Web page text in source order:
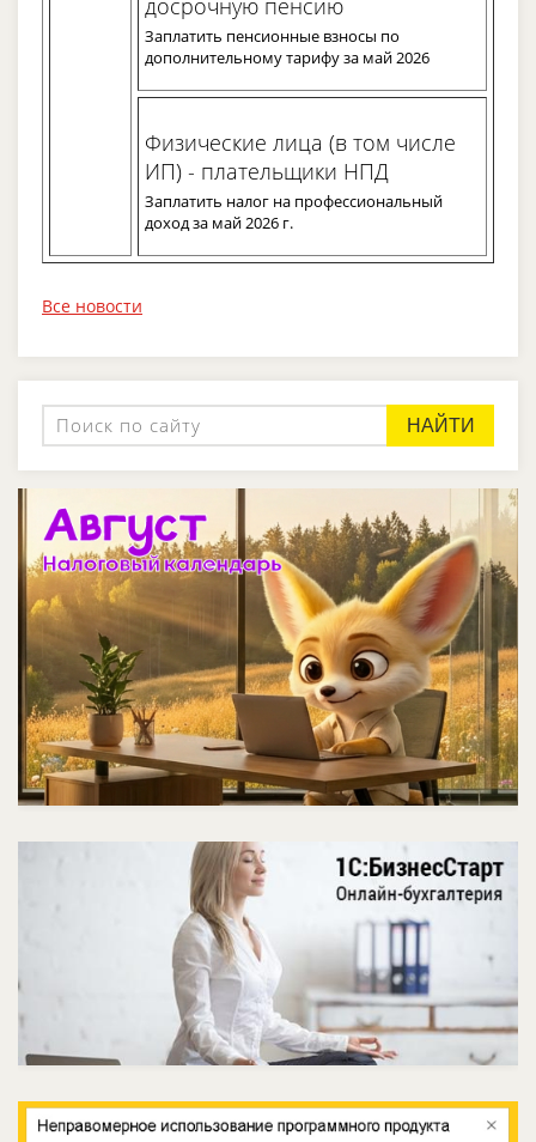
досрочную пенсию
Заплатить пенсионные взносы по
дополнительному тарифу за май 2026
Физические лица (в том числе
ИП) - плательщики НПД
Заплатить налог на профессиональный
доход за май 2026 г.
Все новости
НАЙТИ